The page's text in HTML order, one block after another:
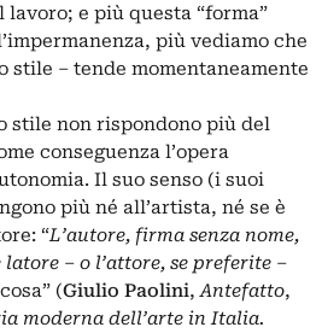
lavoro; e più questa “forma”
più vediamo che
stile – tende momentaneamente
stile non rispondono più del
conseguenza l’opera
Il suo senso (i suoi
più né all’artista, né se è
“L’autore, firma senza nome,
– o l’attore, se preferite –
cosa” (Giulio Paolini,Antefatto,
moderna dell’arte in Italia.